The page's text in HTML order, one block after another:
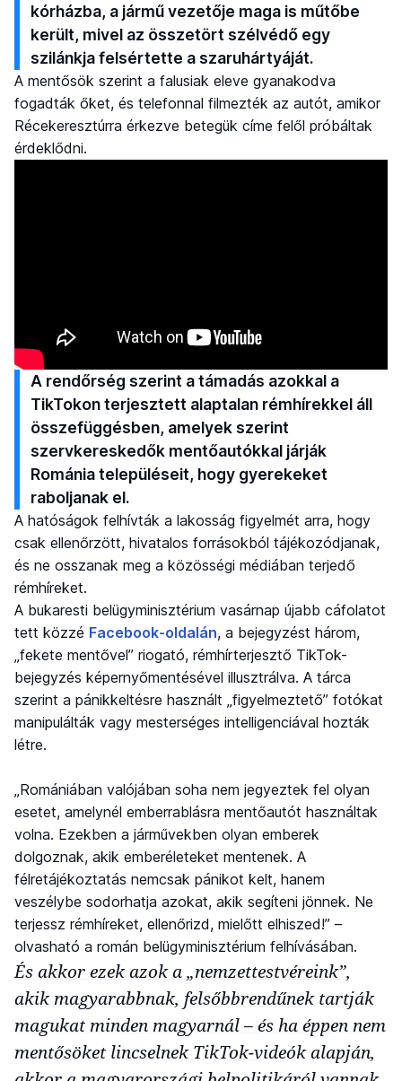
kórházba, a jármű vezetője maga is műtőbe
került, mivel az összetört szélvédő egy
szilánkja felsértette a szaruhártyáját.
A mentősök szerint a falusiak eleve gyanakodva
fogadták őket, és telefonnal filmezték az autót, amikor
Récekeresztúrra érkezve betegük címe felől próbáltak
érdeklődni.
A rendőrség szerint a támadás azokkal a
TikTokon terjesztett alaptalan rémhírekkel áll
összefüggésben, amelyek szerint
szervkereskedők mentőautókkal járják
Románia településeit, hogy gyerekeket
raboljanak el.
A hatóságok felhívták a lakosság figyelmét arra, hogy
csak ellenőrzött, hivatalos forrásokból tájékozódjanak,
és ne osszanak meg a közösségi médiában terjedő
rémhíreket.
A bukaresti belügyminisztérium vasárnap újabb cáfolatot
tett közzé Facebook-oldalán, a bejegyzést három,
„fekete mentővel” riogató, rémhírterjesztő TikTok-
bejegyzés képernyőmentésével illusztrálva. A tárca
szerint a pánikkeltésre használt „figyelmeztető” fotókat
manipulálták vagy mesterséges intelligenciával hozták
létre.
„Romániában valójában soha nem jegyeztek fel olyan
esetet, amelynél emberrablásra mentőautót használtak
volna. Ezekben a járművekben olyan emberek
dolgoznak, akik emberéleteket mentenek. A
félretájékoztatás nemcsak pánikot kelt, hanem
veszélybe sodorhatja azokat, akik segíteni jönnek. Ne
terjessz rémhíreket, ellenőrizd, mielőtt elhiszed!” –
olvasható a román belügyminisztérium felhívásában.
És akkor ezek azok a „nemzettestvéreink”,
akik magyarabbnak, felsőbbrendűnek tartják
magukat minden magyarnál – és ha éppen nem
mentősöket lincselnek TikTok-videók alapján,